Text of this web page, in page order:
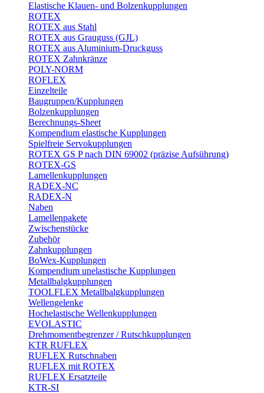
Elastische Klauen- und Bolzenkupplungen
ROTEX
ROTEX aus Stahl
ROTEX aus Grauguss (GJL)
ROTEX aus Aluminium-Druckguss
ROTEX Zahnkränze
POLY-NORM
ROFLEX
Einzelteile
Baugruppen/Kupplungen
Bolzenkupplungen
Berechnungs-Sheet
Kompendium elastische Kupplungen
Spielfreie Servokupplungen
ROTEX GS P nach DIN 69002 (präzise Aufsührung)
ROTEX-GS
Lamellenkupplungen
RADEX-NC
RADEX-N
Naben
Lamellenpakete
Zwischenstücke
Zubehör
Zahnkupplungen
BoWex-Kupplungen
Kompendium unelastische Kupplungen
Metallbalgkupplungen
TOOLFLEX Metallbalgkupplungen
Wellengelenke
Hochelastische Wellenkupplungen
EVOLASTIC
Drehmomentbegrenzer / Rutschkupplungen
KTR RUFLEX
RUFLEX Rutschnaben
RUFLEX mit ROTEX
RUFLEX Ersatzteile
KTR-SI